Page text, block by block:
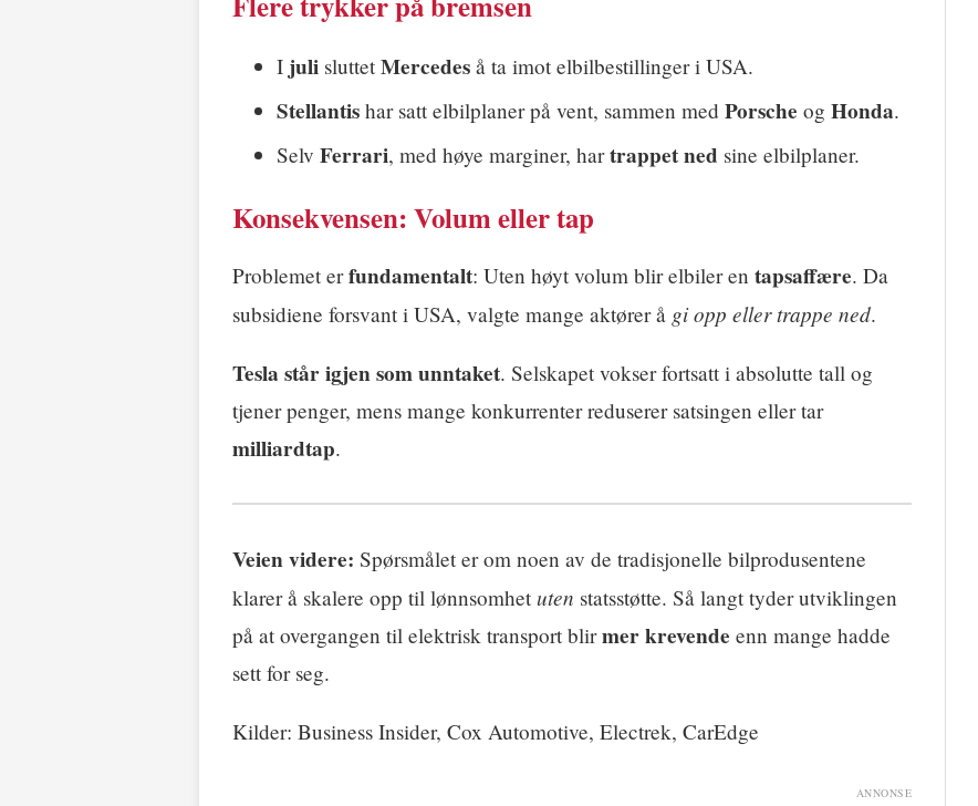
I juli sluttet Mercedes å ta imot elbilbestillinger i USA.
Stellantis har satt elbilplaner på vent, sammen med Porsche og Honda.
Selv Ferrari, med høye marginer, hartrappet ned sine elbilplaner.
Konsekvensen: Volum eller tap
Problemet erfundamentalt: Uten høyt volum blir elbiler en tapsaffære. Da
subsidiene forsvant i USA, valgte mange aktører å gi opp eller trappe ned.
Tesla står igjen som unntaket. Selskapet vokser fortsatt i absolutte tall og
tjener penger, mens mange konkurrenter reduserer satsingen eller tar
milliardtap.
Veien videre: Spørsmålet er om noen av de tradisjonelle bilprodusentene
klarer å skalere opp til lønnsomhet uten statsstøtte. Så langt tyder utviklingen
på at overgangen til elektrisk transport blirmer krevende enn mange hadde
sett for seg.
Kilder: Business Insider, Cox Automotive, Electrek, CarEdge
ANNONSE